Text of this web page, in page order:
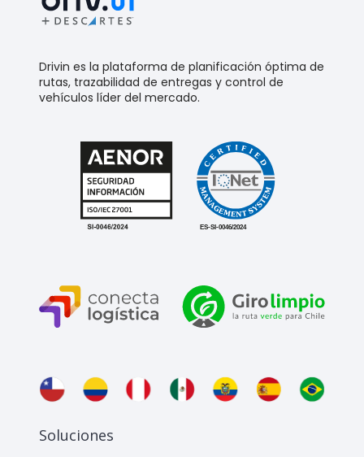
Drivin es la plataforma de planificación óptima de
rutas, trazabilidad de entregas y control de
vehículos líder del mercado.
Soluciones